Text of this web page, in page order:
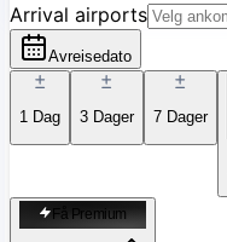
Arrival airports
Avreisedato
1 Dag 3 Dager 7 Dager
Få Premium